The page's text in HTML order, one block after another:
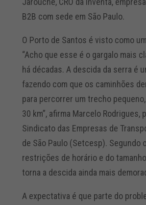
B2B com sede em São Paulo.
O Porto de Santos é visto como
“Acho que esse é o gargalo mais
há décadas. A descida da serra é
fazendo com que os caminhões
para percorrer um trecho
30 km”, afirma Marcelo Rodrigues,
Sindicato das Empresas de
de São Paulo (Setcesp). Segundo
restrições de horário e do
torna a descida ainda mais
A expectativa é que parte do